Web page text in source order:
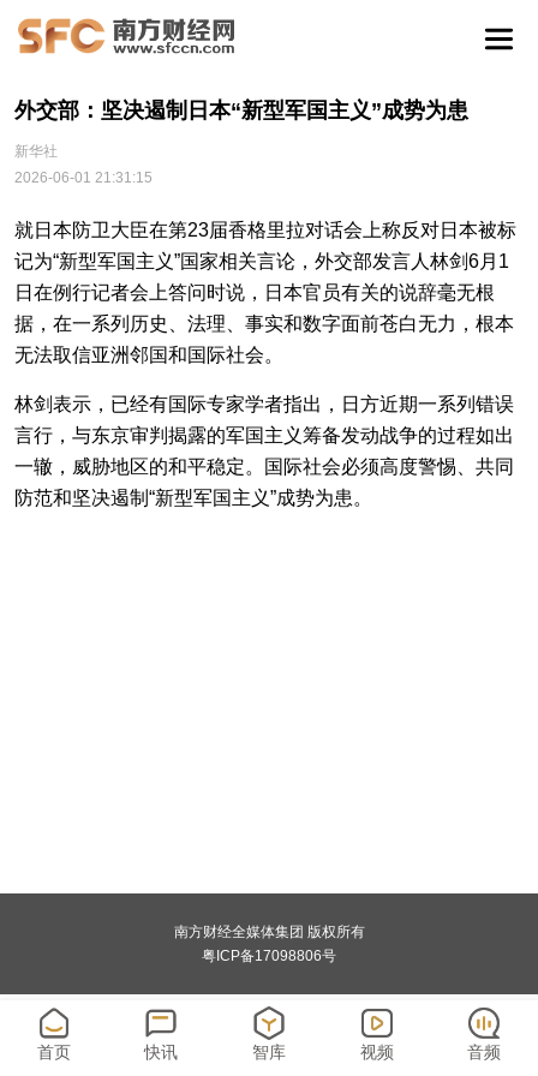
外交部：坚决遏制日本“新型军国主义”成势为患
新华社
2026-06-01 21:31:15
就日本防卫大臣在第23届香格里拉对话会上称反对日本被标
记为“新型军国主义”国家相关言论，外交部发言人林剑6月1
日在例行记者会上答问时说，日本官员有关的说辞毫无根
据，在一系列历史、法理、事实和数字面前苍白无力，根本
无法取信亚洲邻国和国际社会。
林剑表示，已经有国际专家学者指出，日方近期一系列错误
言行，与东京审判揭露的军国主义筹备发动战争的过程如出
一辙，威胁地区的和平稳定。国际社会必须高度警惕、共同
防范和坚决遏制“新型军国主义”成势为患。
南方财经全媒体集团 版权所有
粤ICP备17098806号
首页 快讯 智库 视频 音频